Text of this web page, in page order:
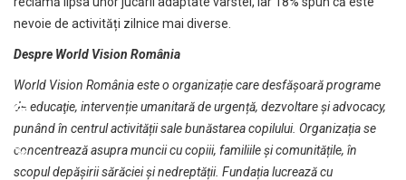
nevoie de activități zilnice mai diverse.
Despre World Vision România
World Vision România este o organizație care desfășoară programe
de educaţie, intervenție umanitară de urgență, dezvoltare și advocacy,
punând în centrul activității sale bunăstarea copilului. Organizația se
concentrează asupra muncii cu copiii, familiile și comunitățile, în
scopul depășirii sărăciei și nedreptății. Fundația lucrează cu